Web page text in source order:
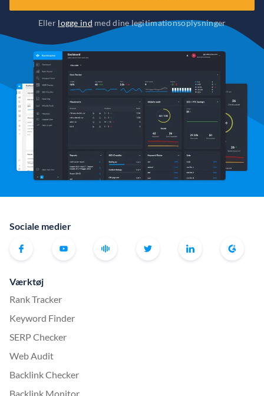
Eller logge ind med dine legitimationsoplysninger
Sociale medier
Værktøj
Rank Tracker
Keyword Finder
SERP Checker
Web Audit
Backlink Checker
Backlink Monitor